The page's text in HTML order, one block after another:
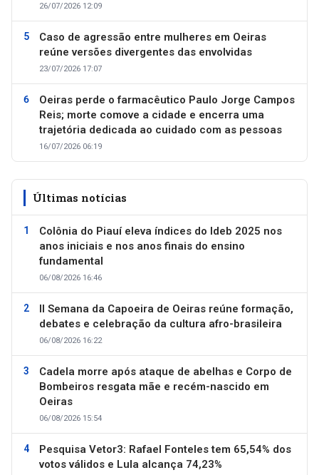
26/07/2026 12:09
Caso de agressão entre mulheres em Oeiras
reúne versões divergentes das envolvidas
23/07/2026 17:07
Oeiras perde o farmacêutico Paulo Jorge Campos
Reis; morte comove a cidade e encerra uma
trajetória dedicada ao cuidado com as pessoas
16/07/2026 06:19
Últimas notícias
Colônia do Piauí eleva índices do Ideb 2025 nos
anos iniciais e nos anos finais do ensino
fundamental
06/08/2026 16:46
II Semana da Capoeira de Oeiras reúne formação,
debates e celebração da cultura afro-brasileira
06/08/2026 16:22
Cadela morre após ataque de abelhas e Corpo de
Bombeiros resgata mãe e recém-nascido em
Oeiras
06/08/2026 15:54
Pesquisa Vetor3: Rafael Fonteles tem 65,54% dos
votos válidos e Lula alcança 74,23%